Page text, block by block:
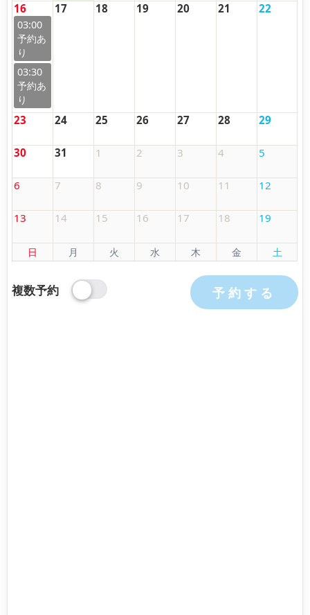
16
03:00
03:30
17 18 19 20 21 22
23 24 25 26 27 28 29
30 31 1 2 3 4 5
6 7 8 9 10 11 12
13 14 15 16 17 18 19
日 月 火 水 木 金 土
複数予約 予約する